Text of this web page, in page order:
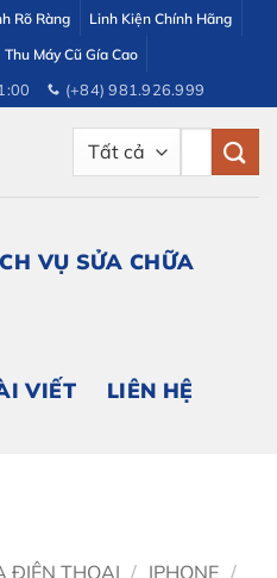
Rõ Ràng
Linh Kiện Chính Hãng
Thu Máy Cũ Gía Cao
(+84) 981.926.999
VỤ SỬA CHỮA
VIẾT LIÊN HỆ
ĐIỆN THOẠI / IPHONE /